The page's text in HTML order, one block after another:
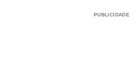
PUBLICIDADE